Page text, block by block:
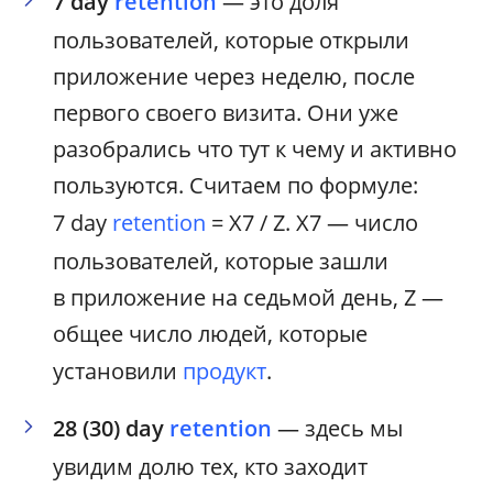
пользователей, которые открыли
приложение через неделю, после
первого своего визита. Они уже
разобрались что тут к чему и активно
пользуются. Считаем по формуле:
7 day retention = X7 / Z. X7 — число
пользователей, которые зашли
в приложение на седьмой день, Z —
общее число людей, которые
установили продукт.
28 (30) day retention — здесь мы
увидим долю тех, кто заходит